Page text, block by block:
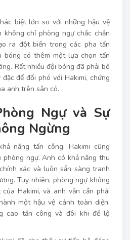
biệt lớn so với những hậu vệ
không chỉ phòng ngự chắc chắn
ra đột biến trong các pha tấn
bóng có thêm một lựa chọn tấn
Rất nhiều đội bóng đã phải bố
để đối phó với Hakimi, chứng
anh trên sân cỏ.
Ngự và Sự
Ngừng
năng tấn công, Hakimi cũng
ngự. Anh có khả năng thu
xác và luôn sẵn sàng tranh
Tuy nhiên, phòng ngự không
Hakimi, và anh vẫn cần phải
một hậu vệ cánh toàn diện.
cao tấn công và đôi khi để lộ